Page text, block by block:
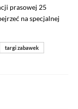
prasowej 25
na specjalnej
targi zabawek